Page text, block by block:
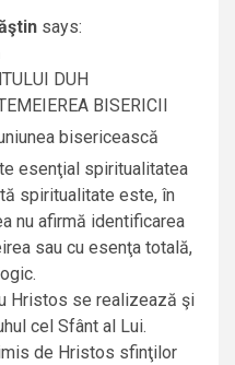
says:
DUH
BISERICII
bisericească
esenţial spiritualitatea
spiritualitate este, în
nu afirmă identificarea
sau cu esenţa totală,
Hristos se realizează şi
cel Sfânt al Lui.
de Hristos sfinţilor